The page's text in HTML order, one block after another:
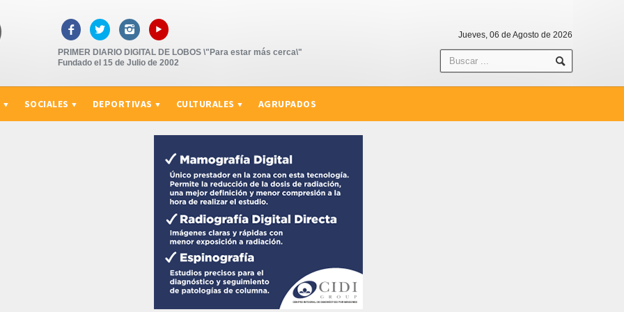
   ▸
PRIMER DIARIO DIGITAL DE LOBOS \"Para estar más cerca\"
Fundado el 15 de Julio de 2002
Jueves, 06 de Agosto de 2026
SOCIALES DEPORTIVAS CULTURALES AGRUPADOS